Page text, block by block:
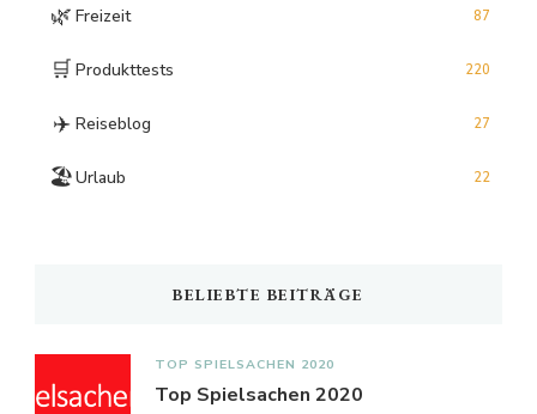
🌿 Freizeit 87
🛒 Produkttests 220
✈️ Reiseblog 27
🏖️Urlaub 22
BELIEBTE BEITRÄGE
TOP SPIELSACHEN 2020
Top Spielsachen 2020